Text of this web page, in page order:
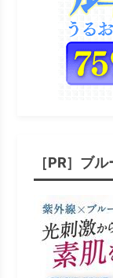
［PR］ブ